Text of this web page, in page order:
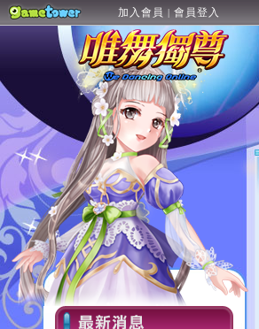
加入會員 | 會員登入